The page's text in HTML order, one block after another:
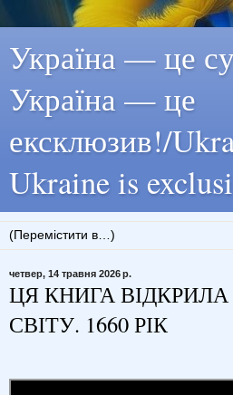
Україна — це
Україна — це
ексклюзив!/
Ukraine is
четвер, 14 травня 2026 р.
ЦЯ КНИГА ВІДКРИЛА
СВІТУ. 1660 РІК